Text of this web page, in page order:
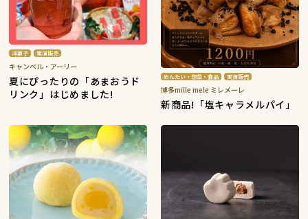
洋菓子 実演販売
キャンベル・アーリー
夏にぴったりの「あまおうド
リンク」はじめました!
めんたい・惣菜・食品 実演販売
博多mille mele ミレメーレ
新商品!「塩キャラメルパイ」